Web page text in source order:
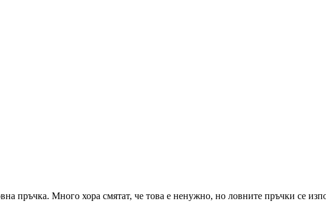
пръчка. Много хора смятат, че това е ненужно, но ловните пръчки се